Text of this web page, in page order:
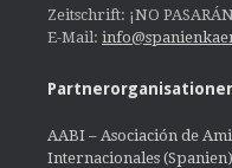
Zeitschrift: ¡NO
E-Mail:
AABI – Asociación de
Internacionales (Spanien)